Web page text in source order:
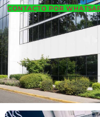
CONTACTO POR